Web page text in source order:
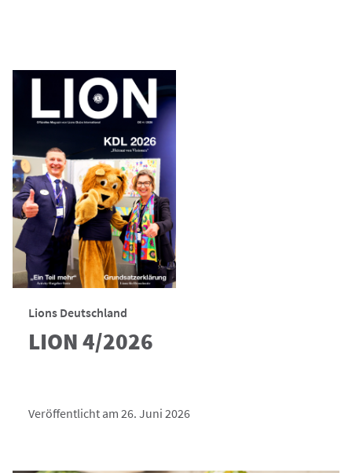
Lions Deutschland
LION 4/2026
Veröffentlicht am 26. Juni 2026